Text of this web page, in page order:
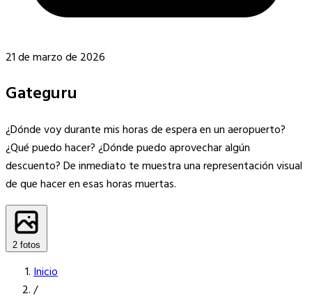
21 de marzo de 2026
Gateguru
¿Dónde voy durante mis horas de espera en un aeropuerto?
¿Qué puedo hacer? ¿Dónde puedo aprovechar algún
descuento? De inmediato te muestra una representación visual
de que hacer en esas horas muertas.
2 fotos
Inicio
/